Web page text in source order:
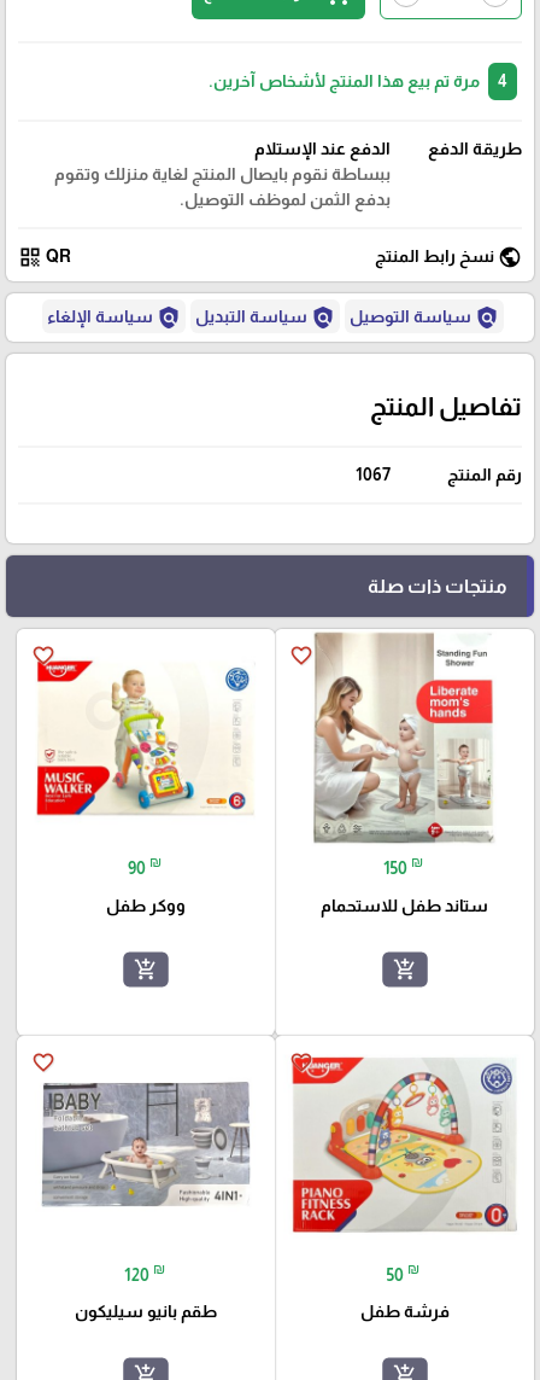
مرة تم بيع هذا المنتج لأشخاص آخرين.
طريقة الدفع
الدفع عند الإستلام
ببساطة نقوم بايصال المنتج لغاية منزلك وتقوم
بدفع الثمن لموظف التوصيل.
public نسخ رابط المنتج QR
qr_code
policy سياسة التوصيل policy سياسة التبديل policy سياسة الإلغاء
تفاصيل المنتج
رقم المنتج 1067
منتجات ذات صلة
favorite_border
150 ₪
ستاند طفل للاستحمام
add_shopping_cart
favorite_border
90 ₪
ووكر طفل
add_shopping_cart
favorite_border
50 ₪
فرشة طفل
favorite_border
120 ₪
طقم بانيو سيليكون